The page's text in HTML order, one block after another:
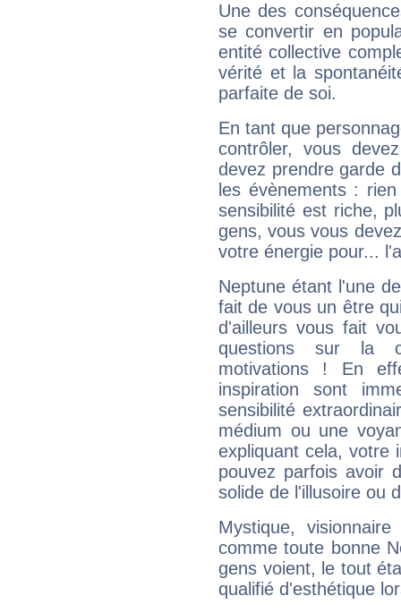
Une des
se convertir en
entité collective
vérité et la
parfaite de soi.
En tant que
contrôler, vous
devez prendre garde
les évènements :
sensibilité est riche,
gens, vous vous
votre énergie pour...
Neptune étant l'une
fait de vous un être
d'ailleurs vous fait
questions sur la
motivations ! En
inspiration sont
sensibilité
médium ou une
expliquant cela, votre
pouvez parfois avoir
solide de l'illusoire ou
Mystique,
comme toute bonne
gens voient, le tout
qualifié d'esthétique